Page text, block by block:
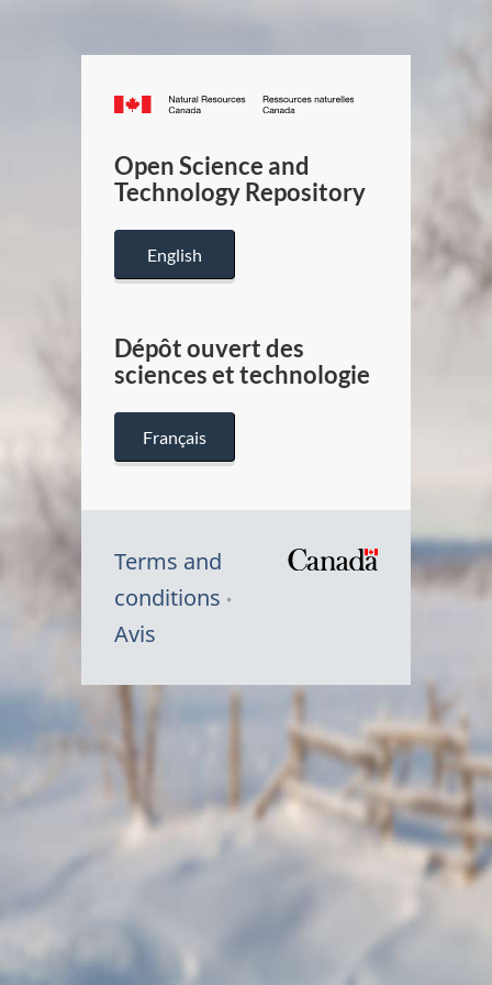
Canada.ca
/
Canada
Open Science and
Technology Repository
English
Dépôt ouvert des
sciences et technologie
Français
Terms and
conditions
Avis
Symbole
Canada